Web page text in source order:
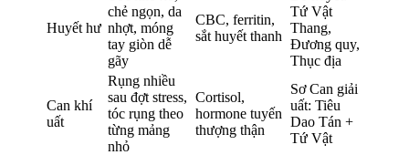
Huyết hư
chẻ ngọn, da
nhợt, móng
tay giòn dễ
gãy
CBC, ferritin,
sắt huyết thanh
Tứ Vật
Thang,
Đương quy,
Thục địa
Can khí
uất
Rụng nhiều
sau đợt stress,
tóc rụng theo
từng mảng
nhỏ
Cortisol,
hormone tuyến
thượng thận
Sơ Can giải
uất: Tiêu
Dao Tán +
Tứ Vật